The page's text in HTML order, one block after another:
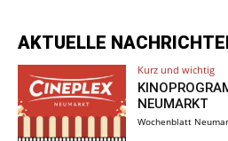
AKTUELLE
Kurz und wichtig
NEUMARKT
Wochenblatt